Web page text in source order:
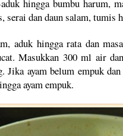
hingga bumbu harum,
serai dan daun salam, tumis
aduk hinggaratadan
Masukkan 300 ml air
Jika ayam belum empuk
ayam empuk.